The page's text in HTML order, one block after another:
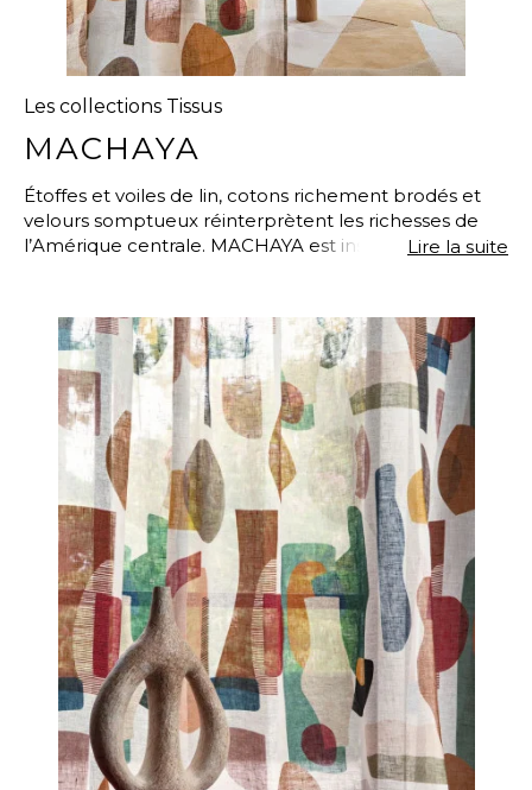
Les collections Tissus
MACHAYA
Étoffes et voiles de lin, cotons richement brodés et
velours somptueux réinterprètent les richesses de
l’Amérique centrale. MACHAYA est inspirée d’une
plumage d’oiseaux multicolores. Emporté par la
puissance des fresques murales et le chant des
paradisiers, découvrez un monde vibrant de couleurs
et d’émotions.
Lire la suite